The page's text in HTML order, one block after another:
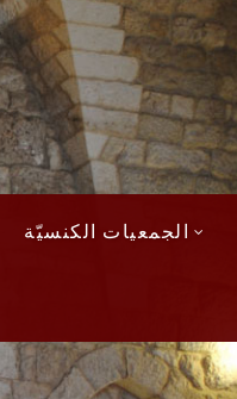
الجمعيات الكنسيّة